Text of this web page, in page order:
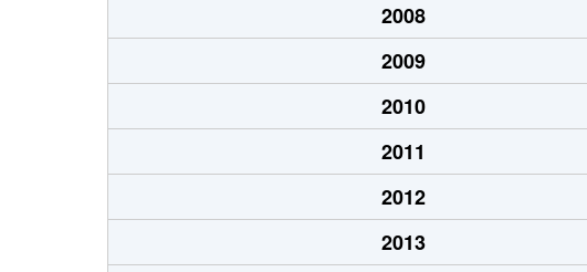
2008
2009
2010
2011
2012
2013